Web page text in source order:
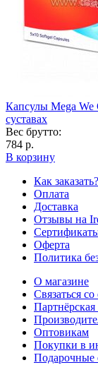
Капсулы Mega We
суставах
Вес брутто:
784 р.
В корзину
Как заказать?
Оплата
Доставка
Отзывы на
Оферта
Политика
О магазине
Связаться
Оптовикам
Покупки в
Подарочные